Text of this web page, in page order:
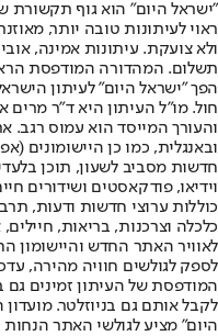
"ישראל היום" הוא גוף תקשורת
ראוי לעיתונות טובה יותר,
ולא צועקת. עיתונות אמינה,
הפך "ישראל היום" לעיתון
חול. מו"ל העיתון היא ד"ר מרים
והעורך המייסד הוא עמוס רגב.
חדשות מסביב לשעון, תוכן
וידיאו, פודקאסטים ושידורים
כוללות ערוצי חדשות ודעות,
לאוויר האתר החדש והיישומון
לספק לגולשים חוויה מהירה,
המודפסת של העיתון זמינים
לקבל אותם גם בניוזלטר.
היום" מציע לגולשי האתר